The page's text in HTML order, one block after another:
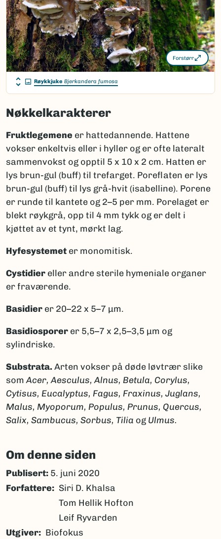
Forstørr
Røykkjuke Bjerkandera fumosa
Nøkkelkarakterer
Fruktlegemene er hattedannende. Hattene
vokser enkeltvis eller i hyller og er ofte lateralt
sammenvokst og opptil 5 x 10 x 2 cm. Hatten er
lys brun-gul (buff) til trefarget. Poreflaten er lys
brun-gul (buff) til lys grå-hvit (isabelline). Porene
er runde til kantete og 2–5 per mm. Porelaget er
blekt røykgrå, opp til 4 mm tykk og er delt i
kjøttet av et tynt, mørkt lag.
Hyfesystemet er monomitisk.
Cystidier eller andre sterile hymeniale organer
er fraværende.
Basidier er 20–22 x 5–7 μm.
Basidiosporer er 5,5–7 x 2,5–3,5 μm og
sylindriske.
Substrata. Arten vokser på døde løvtrær slike
somAcer, Aesculus, Alnus, Betula, Corylus,
Cytisus, Eucalyptus, Fagus, Fraxinus, Juglans,
Malus, Myoporum, Populus, Prunus, Quercus,
Salix, Sambucus, Sorbus, Tilia og Ulmus.
Om denne siden
Publisert: 5. juni 2020
Forfattere
Siri D. Khalsa
Tom Hellik Hofton
Leif Ryvarden
Utgiver
Biofokus